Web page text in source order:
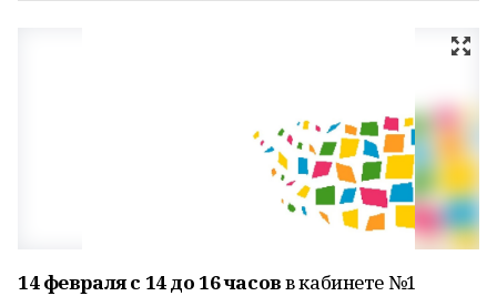
14 февраля с 14 до 16 часовв кабинете №1